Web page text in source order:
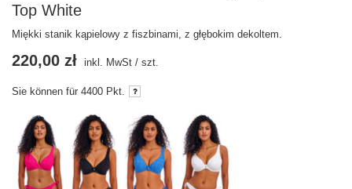
Top White
Miękki stanik kąpielowy z fiszbinami, z głębokim dekoltem.
220,00 zł inkl. MwSt / szt.
Sie können für 4400 Pkt.